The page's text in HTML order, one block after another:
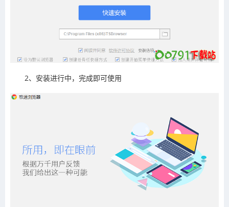
2、安装进行中，完成即可使用